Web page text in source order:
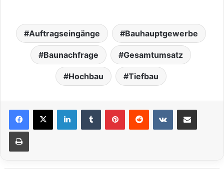
Auftragseingänge Bauhauptgewerbe
Baunachfrage Gesamtumsatz
Hochbau Tiefbau